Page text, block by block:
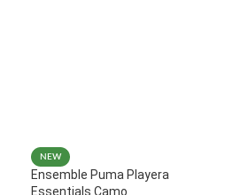
NEW
Ensemble Puma Playera
Essentials Camo